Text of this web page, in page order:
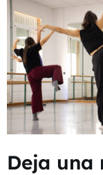
Deja una